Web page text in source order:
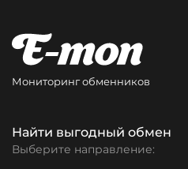
Мониторинг обменников
Найти выгодный обмен
Выберите направление: